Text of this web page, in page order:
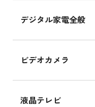
デジタル家電全般
ビデオカメラ
液晶テレビ
iPad Air 11イ
iPad Air 11
iPhone 15
iPhone 15